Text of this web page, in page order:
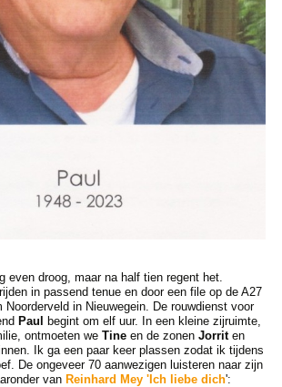
even droog, maar na half tien regent het.
in passend tenue en door een file op de A27
Noorderveld in Nieuwegein. De rouwdienst voor
Paul begint om elf uur. In een kleine zijruimte,
ontmoeten we Tineen de zonen Jorriten
Ik ga een paar keer plassen zodat ik tijdens
De ongeveer 70 aanwezigen luisteren naar zijn
van Reinhard Mey 'Ich liebe dich':